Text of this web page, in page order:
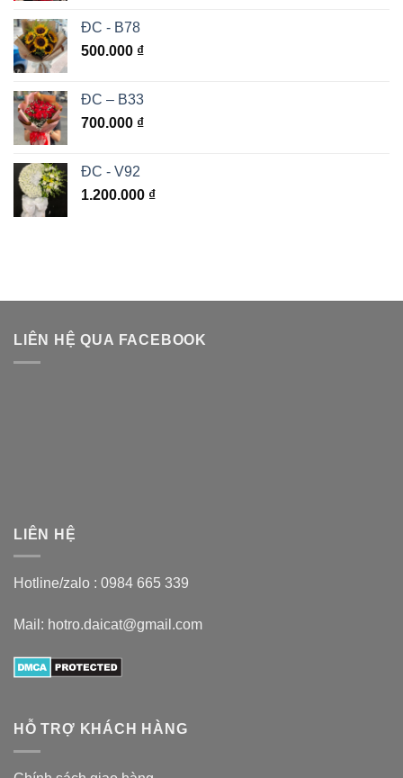
ĐC - B78
500.000 ₫
ĐC – B33
700.000 ₫
ĐC - V92
1.200.000 ₫
LIÊN HỆ QUA FACEBOOK
LIÊN HỆ
Hotline/zalo : 0984 665 339
Mail: hotro.daicat@gmail.com
HỖ TRỢ KHÁCH HÀNG